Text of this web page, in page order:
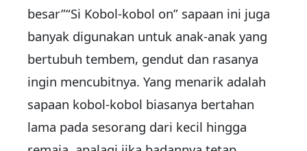
besar”“Si Kobol-kobol on” sapaan ini juga
banyak digunakan untuk anak-anak yang
bertubuh tembem, gendut dan rasanya
ingin mencubitnya. Yang menarik adalah
sapaan kobol-kobol biasanya bertahan
lama pada sesorang dari kecil hingga